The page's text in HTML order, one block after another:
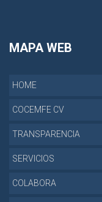
MAPA WEB
HOME
COCEMFE CV
TRANSPARENCIA
SERVICIOS
COLABORA